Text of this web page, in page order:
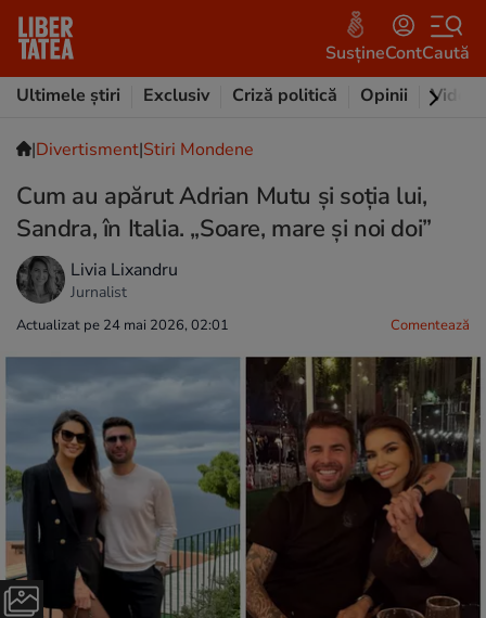
SusțineContCaută
Ultimele știri
Exclusiv Criză politică Opinii Video
|Divertisment|Stiri Mondene
Cum au apărut Adrian Mutu și soția lui,
Sandra, în Italia. „Soare, mare și noi doi”
Livia Lixandru
Jurnalist
Actualizat pe 24 mai 2026, 02:01 Comentează